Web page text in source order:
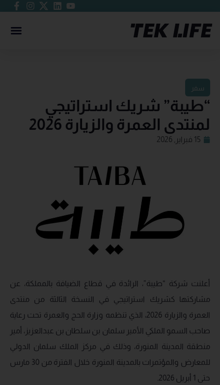
سفر
“طيبة” شريك استراتيجي
لمنتدى العمرة والزيارة 2026
15 فبراير, 2026
أعلنت شركة “طيبة”، الرائدة في قطاع الضيافة بالمملكة، عن
مشاركتها كشريك استراتيجي في النسخة الثالثة من منتدى
العمرة والزيارة 2026، الذي تنظمه وزارة الحج والعمرة تحت رعاية
صاحب السمو الملكي الأمير سلمان بن سلطان بن عبدالعزيز، أمير
منطقة المدينة المنورة، وذلك في مركز الملك سلمان الدولي
للمعارض والمؤتمرات بالمدينة المنورة خلال الفترة من 30 مارس
حتى 1 أبريل 2026.